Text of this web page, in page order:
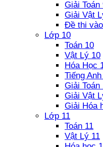
Giải Toán
Giải Vật
Đề thi
Lớp 10
Toán 10
Vật Lý 10
Hóa Học
Tiếng
Giải Toán
Giải Vật
Giải Hóa
Lớp 11
Toán 11
Vật Lý 11